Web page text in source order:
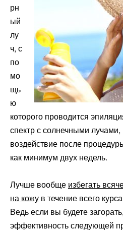
рн
ый
лу
ч, с
по
мо
щь
ю
которого проводится
спектр с солнечными
воздействие после
как минимум двух недель.
Лучше вообще избегать
на кожу в течение всего
Ведь если вы будете
эффективность следующей